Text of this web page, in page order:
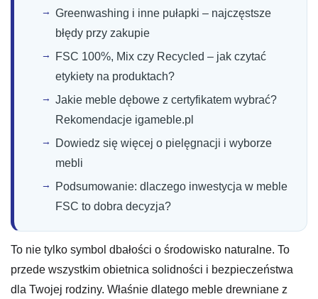
Greenwashing i inne pułapki – najczęstsze
błędy przy zakupie
FSC 100%, Mix czy Recycled – jak czytać
etykiety na produktach?
Jakie meble dębowe z certyfikatem wybrać?
Rekomendacje igameble.pl
Dowiedz się więcej o pielęgnacji i wyborze
mebli
Podsumowanie: dlaczego inwestycja w meble
FSC to dobra decyzja?
To nie tylko symbol dbałości o środowisko naturalne. To
przede wszystkim obietnica solidności i bezpieczeństwa
dla Twojej rodziny. Właśnie dlatego meble drewniane z